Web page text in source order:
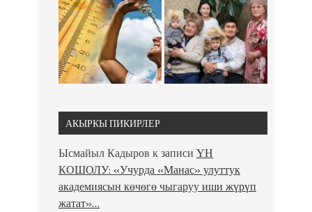
АКЫРКЫ ПИКИРЛЕР
Ысмайыл Кадыров к записи ҮН
КОШОЛУ: «Учурда «Манас» улуттук
академиясын көчөгө чыгаруу иши жүрүп
жатат»…